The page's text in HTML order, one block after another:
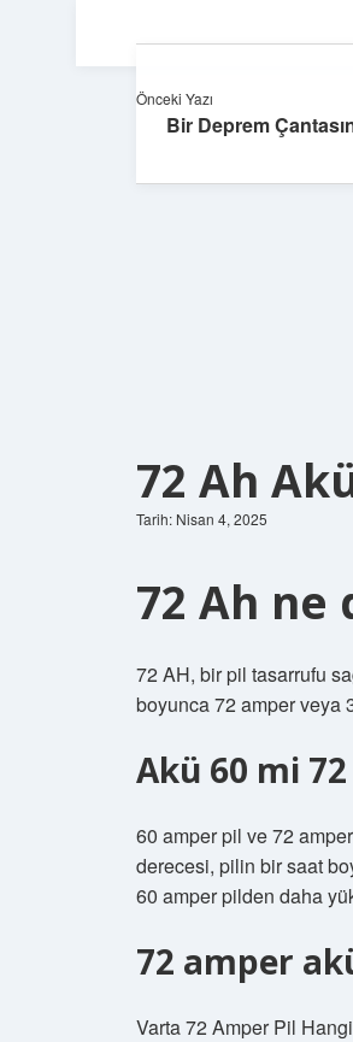
72 Ah
Tarih: Nisan 4, 2025
72 Ah ne
72 AH, bir pil tasarrufu
boyunca 72 amper veya
Akü 60 mi
60 amper pil ve 72
derecesi, pilin bir saat
60 amper pilden daha
72 amper
Varta 72 Amper Pil
Önceki Yazı
Bir Deprem